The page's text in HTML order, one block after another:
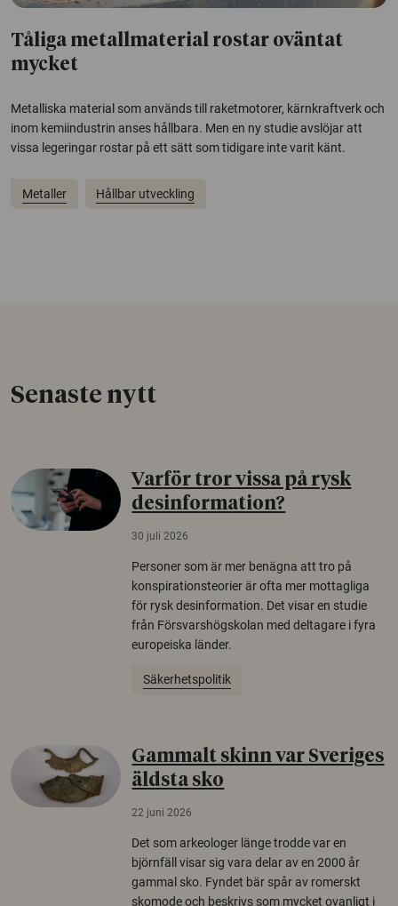
Tåliga metallmaterial rostar oväntat
mycket
Metalliska material som används till raketmotorer, kärnkraftverk och
inom kemiindustrin anses hållbara. Men en ny studie avslöjar att
vissa legeringar rostar på ett sätt som tidigare inte varit känt.
Metaller Hållbar utveckling
Senaste nytt
Varför tror vissa på rysk
desinformation?
30 juli 2026
Personer som är mer benägna att tro på
konspirationsteorier är ofta mer mottagliga
för rysk desinformation. Det visar en studie
från Försvarshögskolan med deltagare i fyra
europeiska länder.
Säkerhetspolitik
Gammalt skinn var Sveriges
äldsta sko
22 juni 2026
Det som arkeologer länge trodde var en
björnfäll visar sig vara delar av en 2000 år
gammal sko. Fyndet bär spår av romerskt
skomode och beskrivs som mycket ovanligt i